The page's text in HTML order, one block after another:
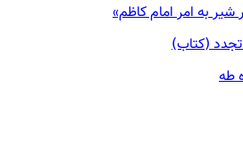
به امر امام کاظم»
(کتاب)